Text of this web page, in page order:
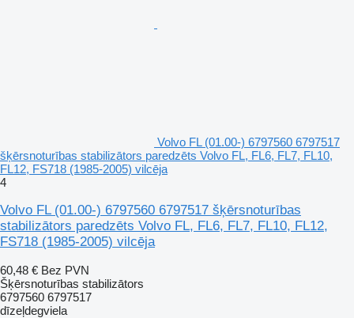
Volvo FL (01.00-) 6797560 6797517
šķērsnoturības stabilizātors paredzēts Volvo FL, FL6, FL7, FL10,
FL12, FS718 (1985-2005) vilcēja
4
Volvo FL (01.00-) 6797560 6797517 šķērsnoturības
stabilizātors paredzēts Volvo FL, FL6, FL7, FL10, FL12,
FS718 (1985-2005) vilcēja
60,48 € Bez PVN
Šķērsnoturības stabilizātors
6797560 6797517
dīzeļdegviela